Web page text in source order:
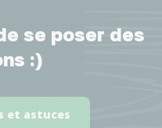
se poser des
:)
et astuces